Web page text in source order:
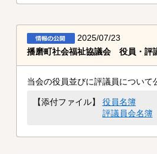
2025/07/23
播磨町社会福祉協議会 役員・評
当会の役員並びに評議員について
【添付ファイル】
役員名簿
評議員会名簿